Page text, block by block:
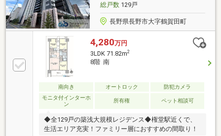
総戸数129戸
長野県長野市大字鶴賀田町
4,280万円
3LDK 71.82m2
8階 南
南向き オートロック
防犯カメラ
モニタ付インターホ
ン
所有権 ペット相談可
◆全129戸の築浅大規模レジデンス◆権堂駅近くで、
生活エリア充実！ファミリー層におすすめの間取り！